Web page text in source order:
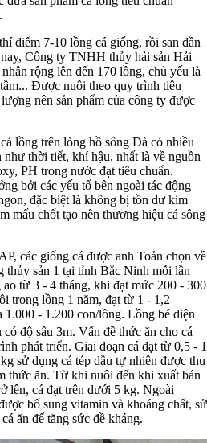
điểm 7-10 lồng cá giống, rồi san dần
Công ty TNHH thủy hải sản Hải
rộng lên đến 170 lồng, chủ yếu là
Được nuôi theo quy trình tiêu
nên sản phẩm của công ty được
lồng trên lòng hồ sông Đà có nhiều
thời tiết, khí hậu, nhất là về nguồn
PH trong nước đạt tiêu chuẩn.
bởi các yếu tố bên ngoài tác động
đặc biệt là không bị tồn dư kim
mấu chốt tạo nên thương hiệu cá sông
các giống cá được anh Toản chọn về
sản 1 tại tỉnh Bắc Ninh mỗi lần
từ 3 - 4 tháng, khi đạt mức 200 - 300
trong lồng 1 năm, đạt từ 1 - 1,2
1.000 - 1.200 con/lồng. Lồng bé diện
có độ sâu 3m. Vấn đề thức ăn cho cá
phát triển. Giai đoạn cá đạt từ 0,5 - 1
sử dụng cá tép dầu tự nhiên được thu
thức ăn. Từ khi nuôi đến khi xuất bán
lên, cá đạt trên dưới 5 kg. Ngoài
bổ sung vitamin và khoáng chất, sử
ăn để tăng sức đề kháng.